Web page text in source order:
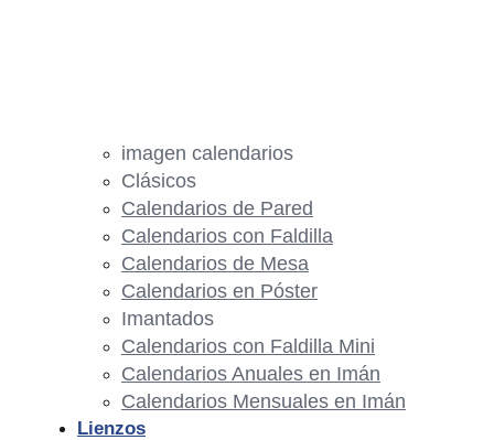
imagen calendarios
Clásicos
Calendarios de Pared
Calendarios con Faldilla
Calendarios de Mesa
Calendarios en Póster
Imantados
Calendarios con Faldilla Mini
Calendarios Anuales en Imán
Calendarios Mensuales en Imán
Lienzos